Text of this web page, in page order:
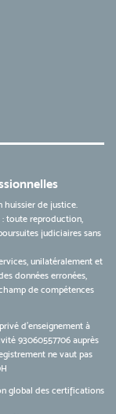
huissier de justice.
: toute reproduction,
judiciaires sans
unilatéralement et
données erronées,
de compétences
d’enseignement à
93060557706 auprès
ne vaut pas
global des certifications